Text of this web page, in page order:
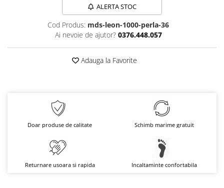
ALERTA STOC
Cod Produs: mds-leon-1000-perla-36
Ai nevoie de ajutor? 0376.448.057
Adauga la Favorite
Doar produse de calitate Schimb marime gratuit
Returnare usoara si rapida Incaltaminte confortabila